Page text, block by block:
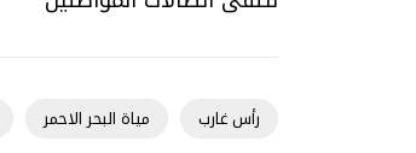
رأس غارب مياة البحر الاحمر